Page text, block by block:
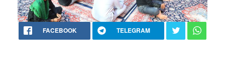
FACEBOOK TELEGRAM